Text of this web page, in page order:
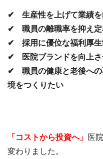
✔ 生産性を上げて業績を
✔ 職員の離職率を抑え定
✔ 採用に優位な福利厚生
✔ 医院ブランドを向上さ
✔ 職員の健康と老後への
境をつくりたい
「コストから投資へ」 医
変わりました。